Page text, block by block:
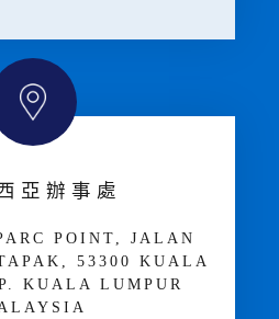
亞辦事處
POINT, JALAN
53300 KUALA
KUALA LUMPUR